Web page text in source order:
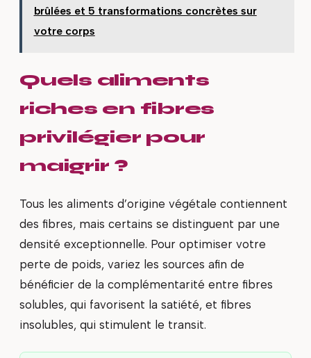
brûlées et 5 transformations concrètes sur
votre corps
Quels aliments
riches en fibres
privilégier pour
maigrir ?
Tous les aliments d’origine végétale contiennent
des fibres, mais certains se distinguent par une
densité exceptionnelle. Pour optimiser votre
perte de poids, variez les sources afin de
bénéficier de la complémentarité entre fibres
solubles, qui favorisent la satiété, et fibres
insolubles, qui stimulent le transit.